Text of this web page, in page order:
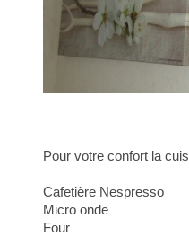
Pour votre confort la
Cafetière Nespresso
Micro onde
Four